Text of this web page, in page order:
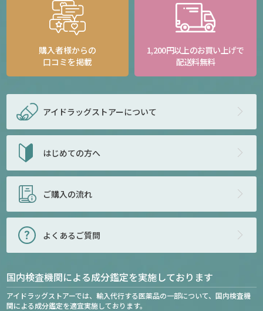
購入者様からの
口コミを掲載
1,200円以上のお買い上げで
配送料無料
アイドラッグストアーについて
はじめての方へ
ご購入の流れ
よくあるご質問
国内検査機関による成分鑑定を実施しております
アイドラッグストアーでは、輸入代行する医薬品の一部について、国内検査機
関による成分鑑定を適宜実施しております。